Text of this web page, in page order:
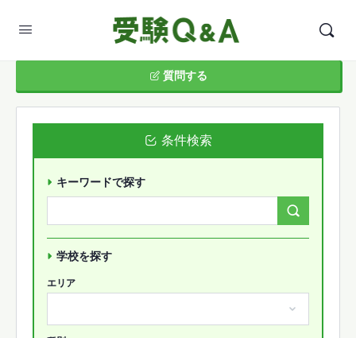
質問する
条件検索
キーワードで探す
学校を探す
エリア